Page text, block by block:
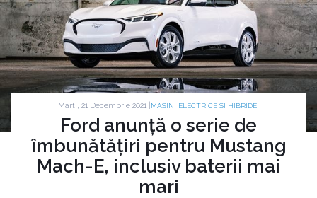
Marti, 21 Decembrie 2021 | MASINI ELECTRICE SI HIBRIDE
Ford anunță o serie de
îmbunătățiri pentru Mustang
Mach-E, inclusiv baterii mai
mari